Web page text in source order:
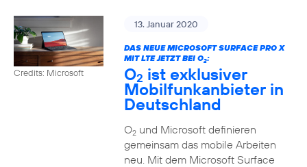
Credits: Microsoft
13. Januar 2020
DAS NEUE MICROSOFT SURFACE PRO X
MIT LTE JETZT BEI O2:
O2 ist exklusiver
Mobilfunkanbieter in
Deutschland
O2und Microsoft definieren
gemeinsam das mobile Arbeiten
neu. Mit dem Microsoft Surface